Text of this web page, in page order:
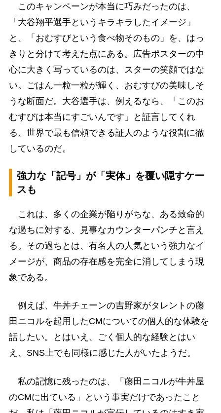
このキャンペーンが本当に巧みだったのは、
「大谷翔平選手というキラキラしたイメージ」
と、「おむすびという食べ物そのもの」を、はっ
きりと分けて考えた点にある。広告ポスターの中
心に大きく写っているのは、スターの笑顔ではな
い。ごはん一粒一粒が輝く、おむすびの美味しそ
うな断面だ。大谷選手は、例えるなら、「このお
むすびは本当にすごいんです」と証言してくれ
る、世界で最も信頼できる証人のような役割に徹
しているのだ。
強力な「記号」が「実体」を覆い隠すケー
スも
これは、多くの企業が陥りがちな、ある致命的
な過ちに対する、見事なカウンターパンチと言え
る。その過ちとは、有名人の人気という強力なイ
メージが、商品の存在感を完全に消してしまう現
象である。
例えば、牛丼チェーンの吉野家がタレントの藤
田ニコルを起用したCMについての個人的な体験を
話したい。とはいえ、ごく個人的な経験とはい
え、SNS上でも同様に感じた人がいたようだ。
私の記憶に残ったのは、「藤田ニコルが牛丼屋
のCMに出ている」という事実だけであったこと